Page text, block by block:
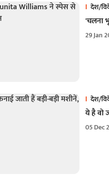
देश/
'चलना
29 Jan
देश/
ये है वो
05 Dec